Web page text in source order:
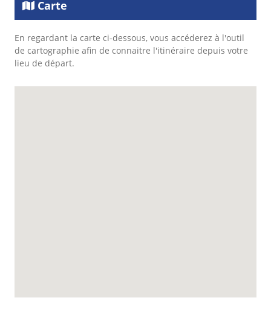
Carte
En regardant la carte ci-dessous, vous accéderez à l'outil
de cartographie afin de connaitre l'itinéraire depuis votre
lieu de départ.